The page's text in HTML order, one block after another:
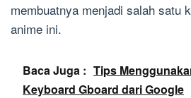
membuatnya menjadi salah satu
anime ini.
Baca Juga : Tips
Keyboard Gboard dari Google